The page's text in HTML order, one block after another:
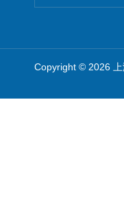
Copyright © 2026